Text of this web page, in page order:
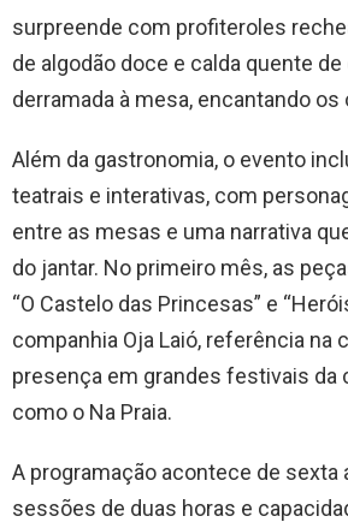
surpreende com profiteroles
de algodão doce e calda quente
derramada à mesa, encantando os
Além da gastronomia, o evento
teatrais e interativas, com
entre as mesas e uma narrativa
do jantar. No primeiro mês, as
“O Castelo das Princesas” e
companhia Oja Laió, referência na
presença em grandes festivais da
como o Na Praia.
A programação acontece de sexta
sessões de duas horas e